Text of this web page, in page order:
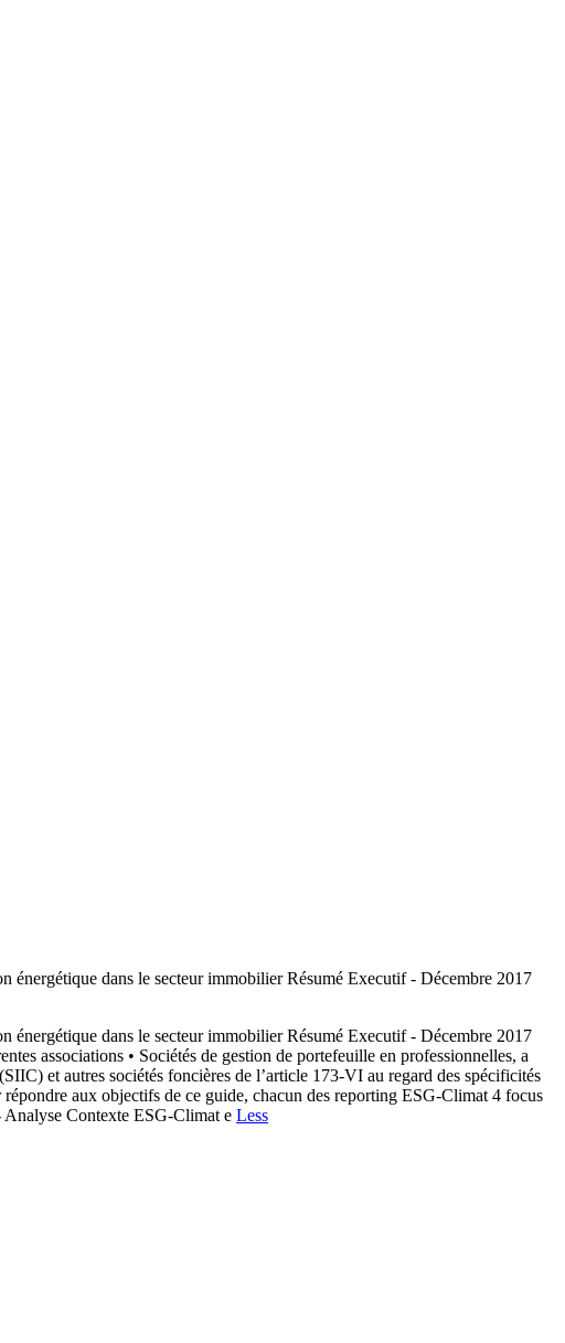
énergétique dans le secteur immobilier Résumé Executif - Décembre 2017
énergétique dans le secteur immobilier Résumé Executif - Décembre 2017
associations • Sociétés de gestion de portefeuille en professionnelles, a
et autres sociétés foncières de l’article 173-VI au regard des spécificités
aux objectifs de ce guide, chacun des reporting ESG-Climat 4 focus
Analyse Contexte ESG-Climat e Less